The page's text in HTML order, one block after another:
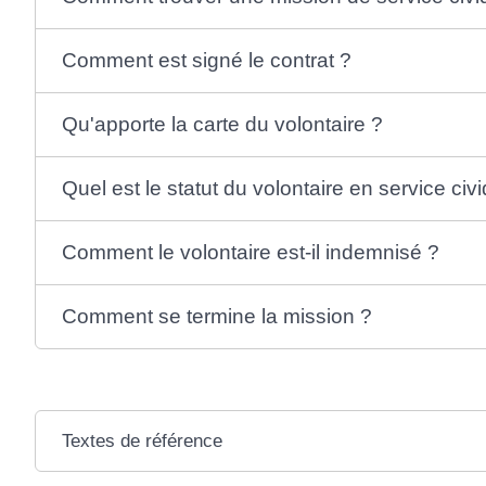
Comment est signé le contrat ?
Qu'apporte la carte du volontaire ?
Quel est le statut du volontaire en service
Comment le volontaire est-il indemnisé ?
Comment se termine la mission ?
Textes de référence